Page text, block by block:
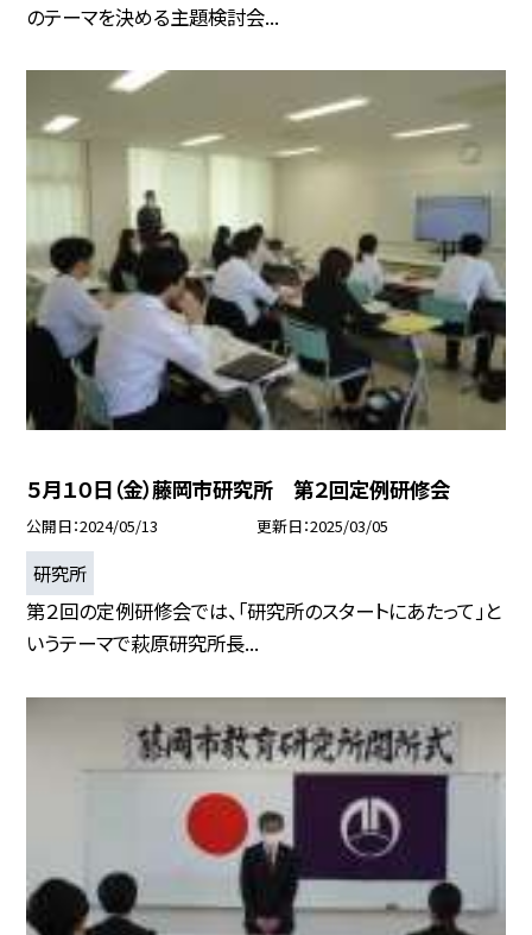
のテーマを決める主題検討会...
５月１０日（金）藤岡市研究所 第２回定例研修会
公開日 2024/05/13 更新日 2025/03/05
研究所
第２回の定例研修会では、「研究所のスタートにあたって」と
いうテーマで萩原研究所長...